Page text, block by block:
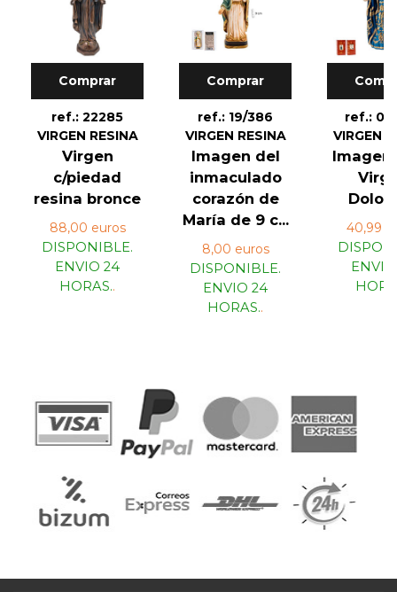
Comprar
ref.: 22285
VIRGEN RESINA
Virgen
c/piedad
resina bronce
88,00 euros
DISPONIBLE.
ENVIO 24
HORAS..
Comprar
ref.: 19/386
VIRGEN RESINA
Imagen del
inmaculado
corazón de
María de 9 c...
8,00 euros
DISPONIBLE.
ENVIO 24
HORAS..
ref.:
VIRGEN
Imagen
40,99